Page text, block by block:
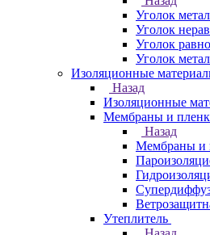
Уголок
Уголок
Уголок
Уголок
Изоляционные
Назад
Изоляционные
Мембраны и
Назад
Мембраны и
Утеплитель